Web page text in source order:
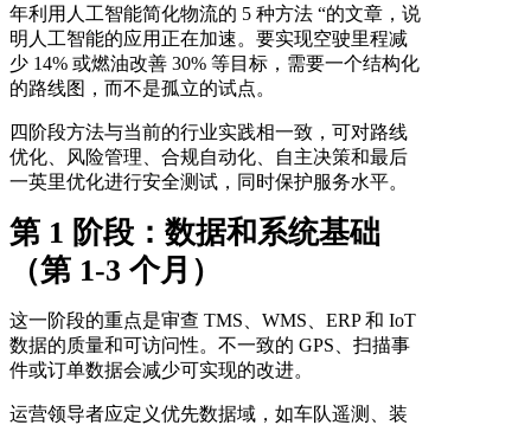
年利用人工智能简化物流的 5 种方法 “的文章，说
明人工智能的应用正在加速。要实现空驶里程减
少 14% 或燃油改善 30% 等目标，需要一个结构化
的路线图，而不是孤立的试点。
四阶段方法与当前的行业实践相一致，可对路线
优化、风险管理、合规自动化、自主决策和最后
一英里优化进行安全测试，同时保护服务水平。
第 1 阶段：数据和系统基础
（第 1-3 个月）
这一阶段的重点是审查 TMS、WMS、ERP 和 IoT
数据的质量和可访问性。不一致的 GPS、扫描事
件或订单数据会减少可实现的改进。
运营领导者应定义优先数据域，如车队遥测、装